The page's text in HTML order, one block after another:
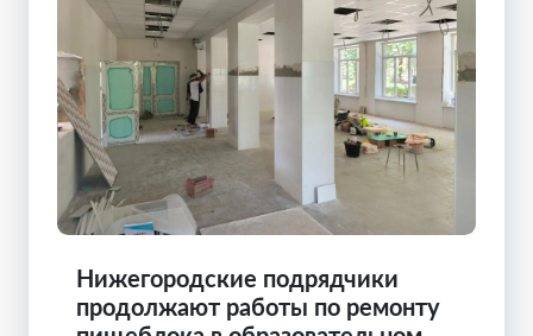
Нижегородские подрядчики
продолжают работы по ремонту